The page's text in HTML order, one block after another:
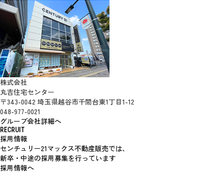
株式会社
丸吉住宅センター
〒343-0042 埼玉県越谷市千間台東1丁目1-12
048-977-0021
グループ会社詳細へ
RECRUIT
採用情報
センチュリー21マックス不動産販売では、
新卒・中途の採用募集を行っています
採用情報へ